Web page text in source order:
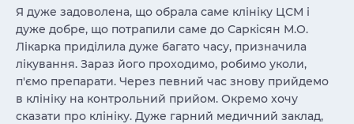
Я дуже задоволена, що обрала саме клініку ЦСМ і
дуже добре, що потрапили саме до Саркісян М.О.
Лікарка приділила дуже багато часу, призначила
лікування. Зараз його проходимо, робимо уколи,
п'ємо препарати. Через певний час знову прийдемо
в клініку на контрольний прийом. Окремо хочу
сказати про клініку. Дуже гарний медичний заклад,